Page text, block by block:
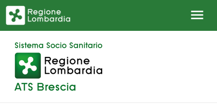
Salta al contenuto principale